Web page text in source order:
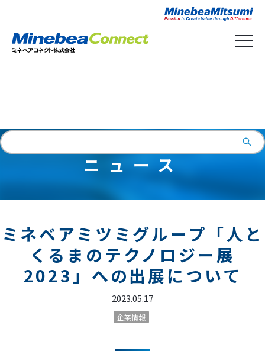
ニュース
ミネベアミツミグループ「人と
くるまのテクノロジー展
2023」への出展について
2023.05.17
企業情報